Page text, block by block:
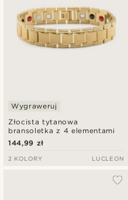
Złocista tytanowa
bransoletka z 4 elementami
Wygraweruj
144,99 zł
2 KOLORY LUCLEON